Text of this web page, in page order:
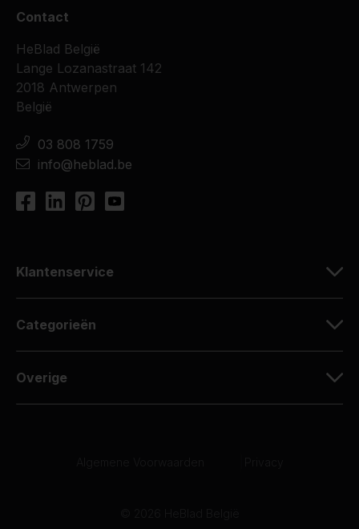
Contact
HeBlad België
Lange Lozanastraat 142
2018 Antwerpen
België
03 808 1759
info@heblad.be
Klantenservice
Categorieën
Overige